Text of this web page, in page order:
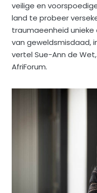
veilige en
land te probeer
traumaeenheid
van geweldsmisdaad,
vertel Sue-Ann de
AfriForum.